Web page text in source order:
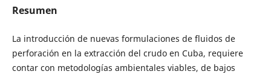
Resumen
La introducción de nuevas formulaciones de fluidos de
perforación en la extracción del crudo en Cuba, requiere
contar con metodologías ambientales viables, de bajos